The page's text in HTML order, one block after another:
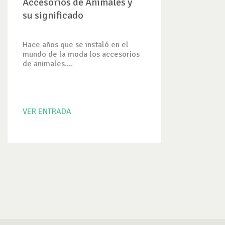
su significado
Hace años que se instaló en el
mundo de la moda los accesorios
de animales....
VER ENTRADA